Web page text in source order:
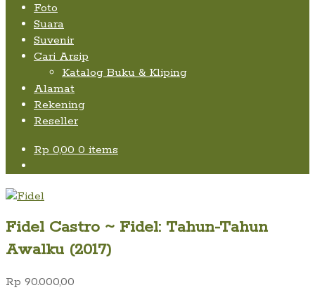
Foto
Suara
Suvenir
Cari Arsip
Katalog Buku & Kliping
Alamat
Rekening
Reseller
Rp 0,00 0 items
Fidel Castro ~ Fidel: Tahun-Tahun
Awalku (2017)
Rp 90.000,00